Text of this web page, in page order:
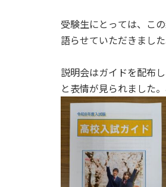
受験生にとっては、こ
語らせていただきました
説明会はガイドを配布
と表情が見られました